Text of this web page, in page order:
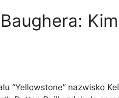
“Yellowstone” nazwisko